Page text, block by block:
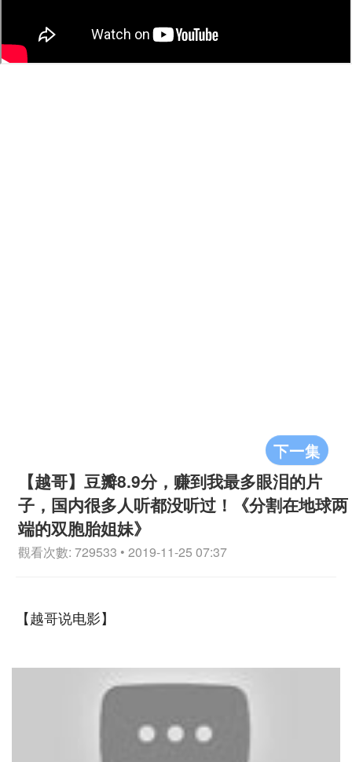
下一集
【越哥】豆瓣8.9分，赚到我最多眼泪的片
子，国内很多人听都没听过！《分割在地球两
端的双胞胎姐妹》
觀看次數: 729533 • 2019-11-25 07:37
【越哥说电影】